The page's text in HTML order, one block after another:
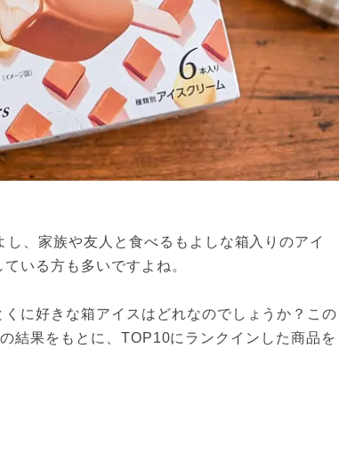
、家族や友人と食べるもよしな箱入りのアイ
いる方も多いですよね。
に好きな箱アイスはどれなのでしょうか？この
結果をもとに、TOP10にランクインした商品を